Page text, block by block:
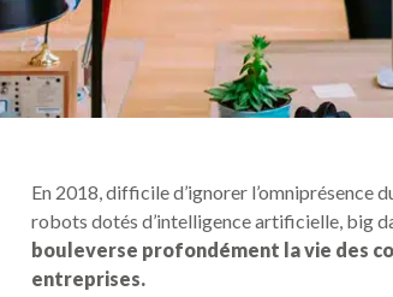
En 2018, difficile d’ignorer l’omniprésence
robots dotés d’intelligence artificielle, big
bouleverse profondément la vie des
entreprises.